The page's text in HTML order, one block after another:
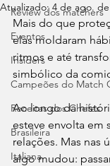
Review dos matchers
Eventos
⁠Insiders
Campeões do Match
Receitas dos Chefes
Brasileira
Italiana
Atualizado: 4 de ago. de
Mais do que
elas moldaram
ritmos e até
simbólico da
Ao longo da
esteve envolta em
relações. Mas nas
algo mudou: